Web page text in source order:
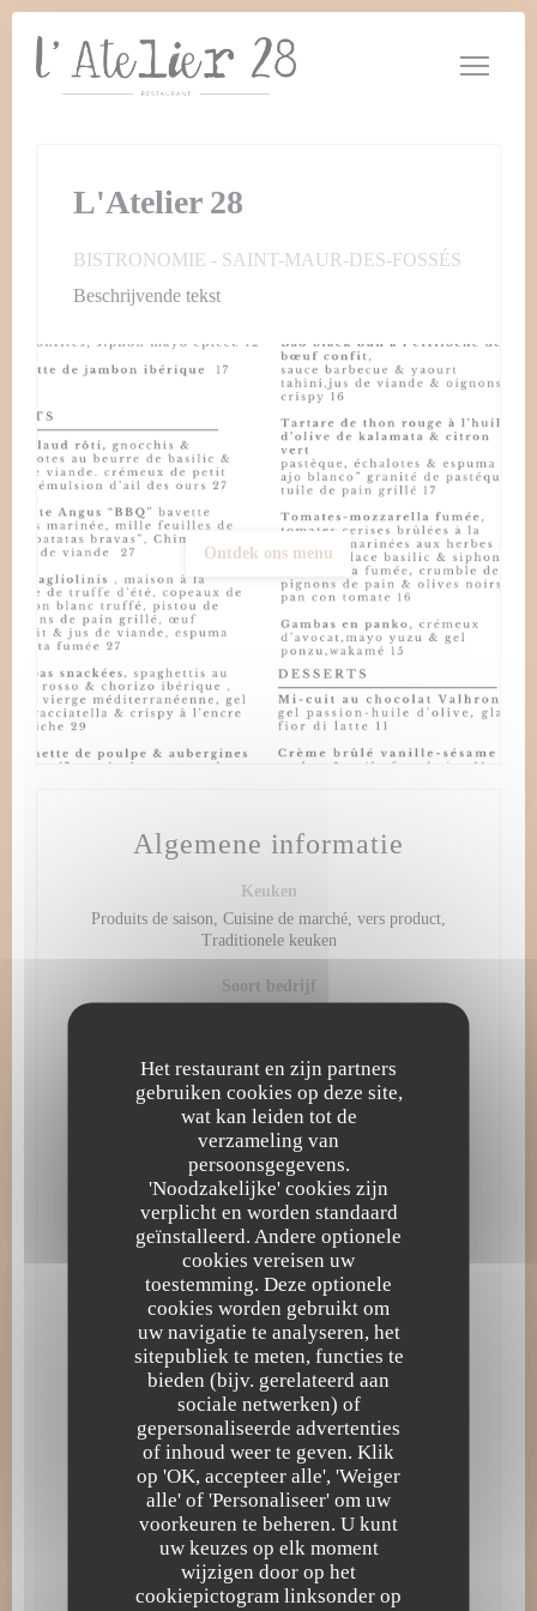
Cookies beheer paneel
Het restaurant en zijn partners
gebruiken cookies op deze site,
wat kan leiden tot de
verzameling van
persoonsgegevens.
'Noodzakelijke' cookies zijn
verplicht en worden standaard
geïnstalleerd. Andere optionele
cookies vereisen uw
toestemming. Deze optionele
cookies worden gebruikt om
uw navigatie te analyseren, het
sitepubliek te meten, functies te
bieden (bijv. gerelateerd aan
sociale netwerken) of
gepersonaliseerde advertenties
of inhoud weer te geven. Klik
op 'OK, accepteer alle', 'Weiger
alle' of 'Personaliseer' om uw
voorkeuren te beheren. U kunt
uw keuzes op elk moment
wijzigen door op het
cookiepictogram linksonder op
L'Atelier 28
BISTRONOMIE - SAINT-MAUR-DES-FOSSÉS
Beschrijvende tekst
Ontdek ons menu
Algemene informatie
Keuken
Produits de saison, Cuisine de marché, vers product,
Traditionele keuken
Soort bedrijf
Diensten
Teller service, Private Hire, WIFI
Betaalmethoden
Apple Pay, Paiement Sans ContactPaiement Sans
Contact, American Express, NL - restaurant van Titres
(uniquement le midi), Eurocard / Mastercard, Contant
geld, Visa, Debetkaart
Openingstijden
19:00 - 22:00 *
12:00 - 14:30 * • 19:00 - 22:00 *